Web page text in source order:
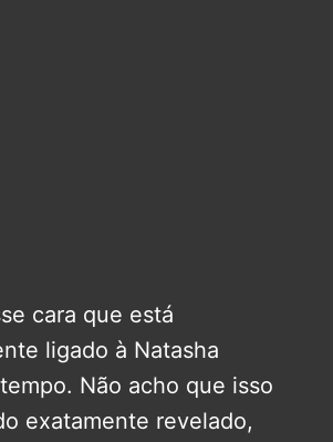
cara que está
ligado à Natasha
Não acho que isso
exatamente revelado,